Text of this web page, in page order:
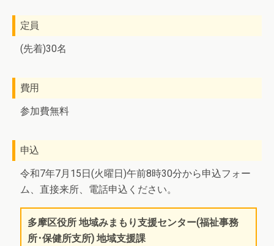
定員
(先着)30名
費用
参加費無料
申込
令和7年7月15日(火曜日)午前8時30分から申込フォー
ム、直接来所、電話申込ください。
多摩区役所 地域みまもり支援センター(福祉事務
所･保健所支所) 地域支援課